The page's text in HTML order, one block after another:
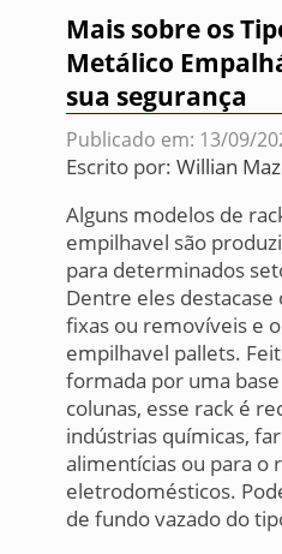
Mais sobre os
Metálico
sua segurança
Publicado em: 13/09/
Escrito por: Willian
Alguns modelos de
empilhavel são
para determinados
Dentre eles destacase
fixas ou removíveis e
empilhavel pallets.
formada por uma
colunas, esse rack é
indústrias químicas,
alimentícias ou para o
eletrodomésticos.
de fundo vazado do